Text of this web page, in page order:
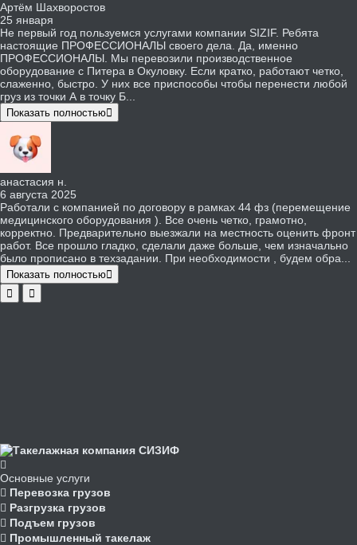
Артём Шахворостов
25 января
Не первый год пользуемся услугами компании SIZIF. Ребята
настоящие ПРОФЕССИОНАЛЫ своего дела. Да, именно
ПРОФЕССИОНАЛЫ. Мы перевозили производственное
оборудование с Питера в Окуловку. Если кратко, работают четко,
слаженно, быстро. У них все приспособы чтобы перенести любой
груз из точки А в точку Б...
Показать полностью
анастасия н.
6 августа 2025
Работали с компанией по договору в рамках 44 фз (перемещение
медицинского оборудования ). Все очень четко, грамотно,
корректно. Предварительно выезжали на местность оценить фронт
работ. Все прошло гладко, сделали даже больше, чем изначально
было прописано в техзадании. При необходимости , будем обра...
Показать полностью
Основные услуги
Перевозка грузов
Разгрузка грузов
Подъем грузов
Промышленный такелаж